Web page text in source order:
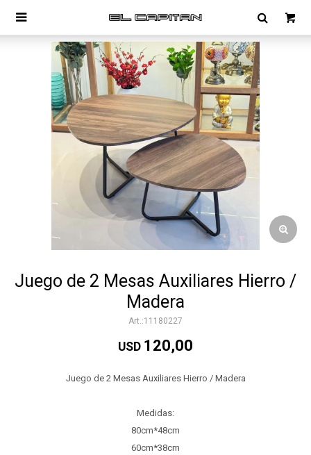

Juego de 2 Mesas Auxiliares Hierro /
Madera
11180227
USD 120,00
Juego de 2 Mesas Auxiliares Hierro / Madera
Medidas:
80cm*48cm
60cm*38cm